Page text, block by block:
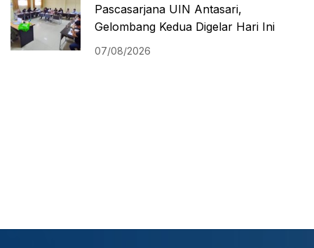
Pascasarjana UIN Antasari,
Gelombang Kedua Digelar Hari Ini
07/08/2026